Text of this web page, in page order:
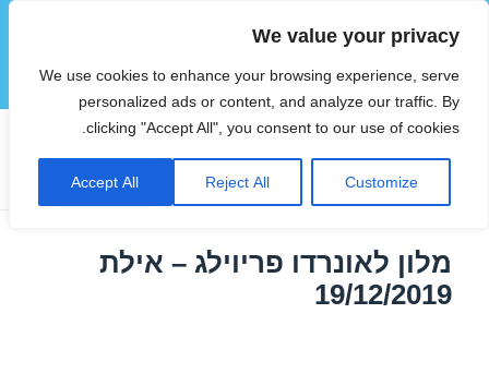
We value your privacy
We use cookies to enhance your browsing experience, serve
personalized ads or content, and analyze our traffic. By
clicking "Accept All", you consent to our use of cookies.
Customize
Reject All
Accept All
הוטצימר
תפריטים
ווידג'טים
תגית:חבילת נופש לאילת בינואר
מלון לאונרדו פריוילג – אילת
19/12/2019